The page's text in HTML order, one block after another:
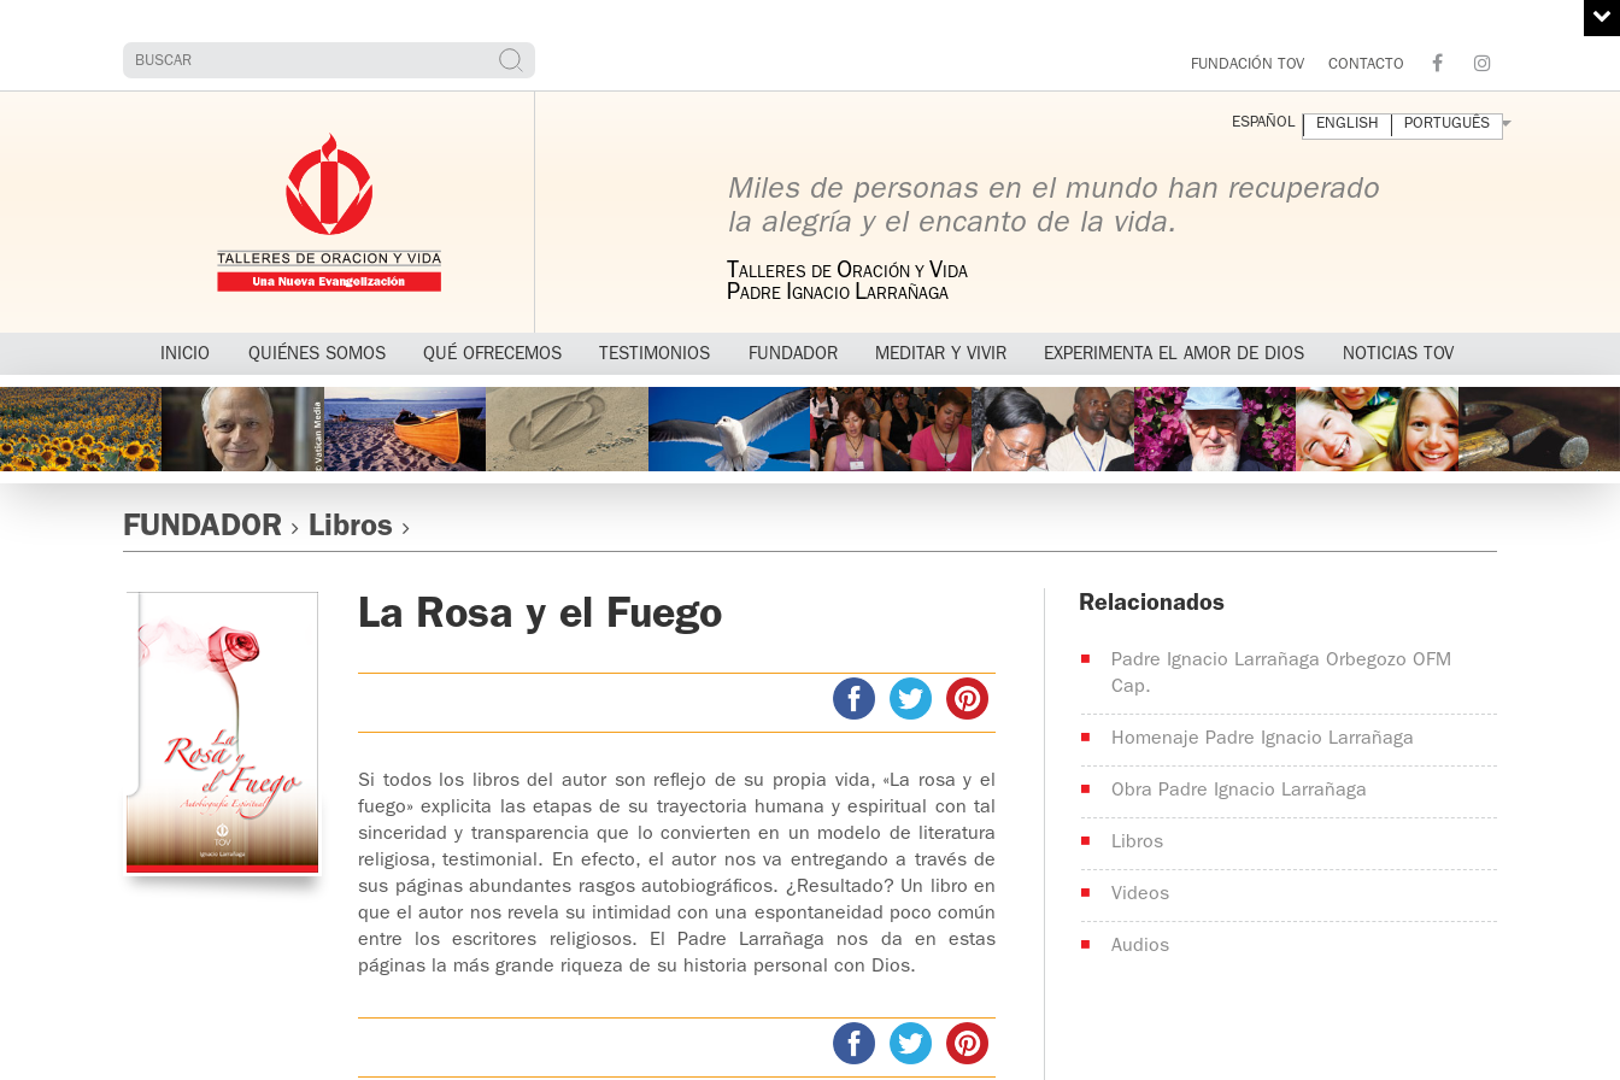
FUNDACIÓN TOV CONTACTO
Miles de personas en el mundo han recuperado
la alegría y el encanto de la vida.
T ALLERES DE ORACIÓN Y V IDA
PADRE IGNACIO LARRAÑAGA
INICIO QUIÉNES SOMOS QUÉ OFRECEMOS TESTIMONIOS FUNDADOR MEDITAR Y VIVIR EXPERIMENTA EL AMOR DE DIOS NOTICIAS TOV
ESPAÑOL ENGLISH PORTUGUÊS
FUNDADOR Libros
La Rosa y el Fuego
Si todos los libros del autor son reflejo de su propia vida, «La rosa y el
fuego» explicita las etapas de su trayectoria humana y espiritual con tal
sinceridad y transparencia que lo convierten en un modelo de literatura
religiosa, testimonial. En efecto, el autor nos va entregando a través de
sus páginas abundantes rasgos autobiográficos. ¿Resultado? Un libro en
que el autor nos revela su intimidad con una espontaneidad poco común
entre los escritores religiosos. El Padre Larrañaga nos da en estas
páginas la más grande riqueza de su historia personal con Dios.
Relacionados
Padre Ignacio Larrañaga Orbegozo OFM
Cap.
Homenaje Padre Ignacio Larrañaga
Obra Padre Ignacio Larrañaga
Libros
Videos
Audios